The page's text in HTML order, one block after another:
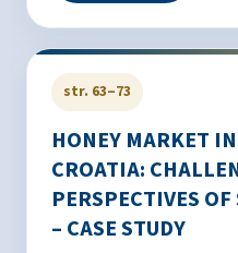
str. 63–73
HONEY MARKET
CROATIA:
PERSPECTIVES
– CASE STUDY